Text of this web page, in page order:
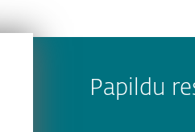
Papildu